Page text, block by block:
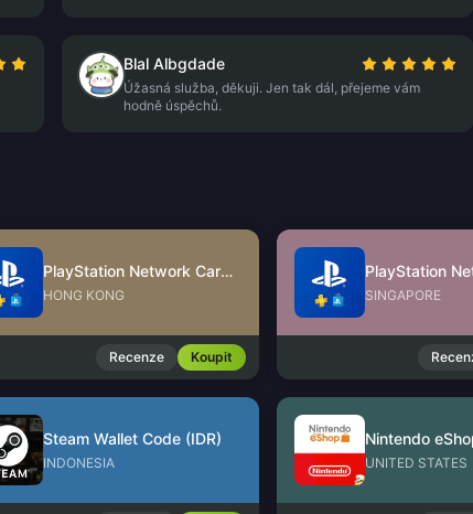
Blal Albgdade
Úžasná služba, děkuji. Jen tak dál, přejeme vám
hodně úspěchů.
PlayStation Network Card (HK)
HONG KONG
Recenze Koupit
SINGAPORE
Steam Wallet Code (IDR)
INDONESIA UNITED STATES